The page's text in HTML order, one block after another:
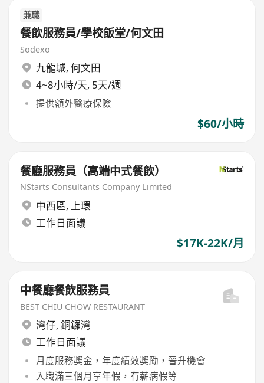
兼職
餐飲服務員/學校飯堂/何文田
Sodexo
九龍城, 何文田
4~8小時/天, 5天/週
提供額外醫療保險
$60/小時
餐廳服務員（高端中式餐飲）
NStarts Consultants Company Limited
中西區, 上環
工作日面議
$17K-22K/月
中餐廳餐飲服務員
BEST CHIU CHOW RESTAURANT
灣仔, 銅鑼灣
工作日面議
月度服務獎金，年度績效獎勵，晉升機會
入職滿三個月享年假，有薪病假等